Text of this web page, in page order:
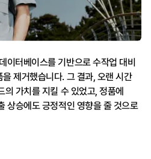
이터베이스를 기반으로 수작업 대비
제거했습니다. 그 결과, 오랜 시간
가치를 지킬 수 있었고, 정품에
상승에도 긍정적인 영향을 줄 것으로